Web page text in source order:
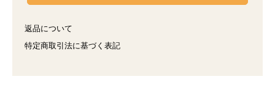
返品について
特定商取引法に基づく表記